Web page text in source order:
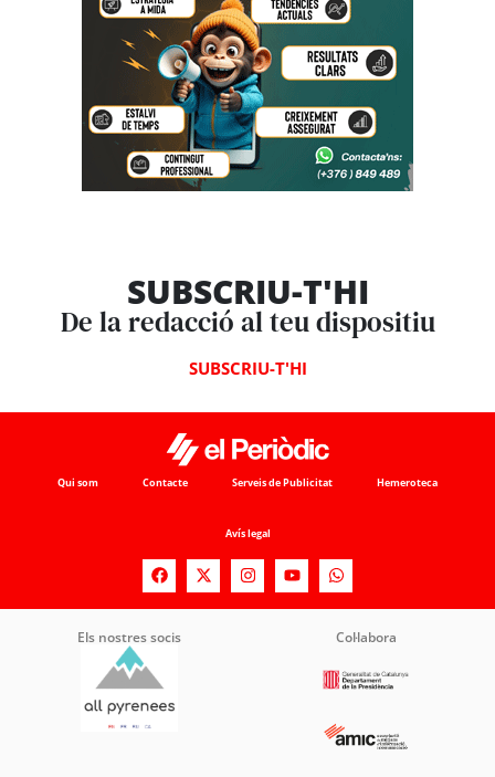
SUBSCRIU-T'HI
De la redacció al teu dispositiu
SUBSCRIU-T'HI
Qui som Contacte Serveis de Publicitat Hemeroteca
Avís legal
Els nostres socis Col·labora